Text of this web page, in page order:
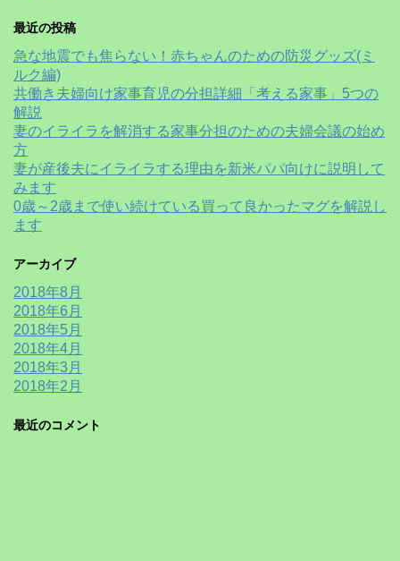
最近の投稿
急な地震でも焦らない！赤ちゃんのための防災グッズ(ミ
ルク編)
共働き夫婦向け家事育児の分担詳細「考える家事」5つの
解説
妻のイライラを解消する家事分担のための夫婦会議の始め
方
妻が産後夫にイライラする理由を新米パパ向けに説明して
みます
0歳～2歳まで使い続けている買って良かったマグを解説し
ます
アーカイブ
2018年8月
2018年6月
2018年5月
2018年4月
2018年3月
2018年2月
最近のコメント